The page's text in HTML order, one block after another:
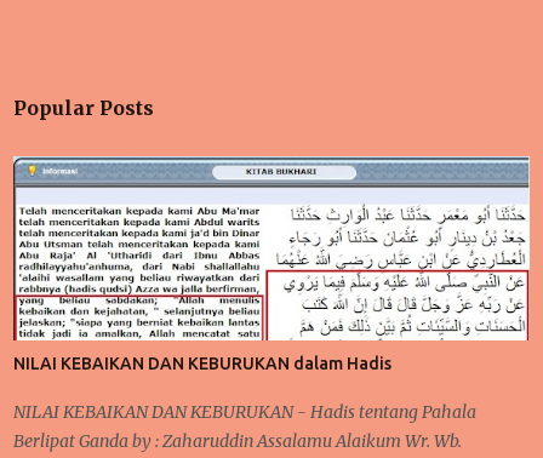
Popular Posts
NILAI KEBAIKAN DAN KEBURUKAN dalam Hadis
NILAI KEBAIKAN DAN KEBURUKAN - Hadis tentang Pahala
Berlipat Ganda by : Zaharuddin Assalamu Alaikum Wr. Wb.